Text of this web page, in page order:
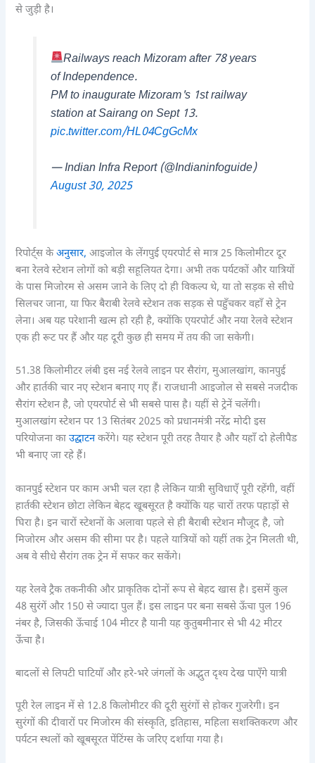
से जुड़ी है।
Railways reach Mizoram after 78 years
of Independence.
PM to inaugurate Mizoram's 1st railway
station at Sairang on Sept 13.
pic.twitter.com/HL04CgGcMx
— Indian Infra Report (@Indianinfoguide)
August 30, 2025
रिपोर्ट्स केअनुसार, आइजोल के लेंगपुई एयरपोर्ट से मात्र 25 किलोमीटर दूर
बना रेलवे स्टेशन लोगों को बड़ी सहूलियत देगा। अभी तक पर्यटकों और यात्रियों
के पास मिजोरम से असम जाने के लिए दो ही विकल्प थे, या तो सड़क से सीधे
सिलचर जाना, या फिर बैराबी रेलवे स्टेशन तक सड़क से पहुँचकर वहाँ से ट्रेन
लेना। अब यह परेशानी खत्म हो रही है, क्योंकि एयरपोर्ट और नया रेलवे स्टेशन
एक ही रूट पर हैं और यह दूरी कुछ ही समय में तय की जा सकेगी।
51.38 किलोमीटर लंबी इस नई रेलवे लाइन पर सैरांग, मुआलखांग, कानपुई
और हार्तकी चार नए स्टेशन बनाए गए हैं। राजधानी आइजोल से सबसे नजदीक
सैरांग स्टेशन है, जो एयरपोर्ट से भी सबसे पास है। यहीं से ट्रेनें चलेंगी।
मुआलखांग स्टेशन पर 13 सितंबर 2025 को प्रधानमंत्री नरेंद्र मोदी इस
परियोजना काउद्घाटनकरेंगे। यह स्टेशन पूरी तरह तैयार है और यहाँ दो हेलीपैड
भी बनाए जा रहे हैं।
कानपुई स्टेशन पर काम अभी चल रहा है लेकिन यात्री सुविधाएँ पूरी रहेंगी, वहीं
हार्तकी स्टेशन छोटा लेकिन बेहद खूबसूरत है क्योंकि यह चारों तरफ पहाड़ों से
घिरा है। इन चारों स्टेशनों के अलावा पहले से ही बैराबी स्टेशन मौजूद है, जो
मिजोरम और असम की सीमा पर है। पहले यात्रियों को यहीं तक ट्रेन मिलती थी,
अब वे सीधे सैरांग तक ट्रेन में सफर कर सकेंगे।
यह रेलवे ट्रैक तकनीकी और प्राकृतिक दोनों रूप से बेहद खास है। इसमें कुल
48 सुरंगें और 150 से ज्यादा पुल हैं। इस लाइन पर बना सबसे ऊँचा पुल 196
नंबर है, जिसकी ऊँचाई 104 मीटर है यानी यह कुतुबमीनार से भी 42 मीटर
ऊँचा है।
बादलों से लिपटी घाटियाँ और हरे-भरे जंगलों के अद्भुत दृश्य देख पाएँगे यात्री
पूरी रेल लाइन में से 12.8 किलोमीटर की दूरी सुरंगों से होकर गुजरेगी। इन
सुरंगों की दीवारों पर मिजोरम की संस्कृति, इतिहास, महिला सशक्तिकरण और
पर्यटन स्थलों को खूबसूरत पेंटिंग्स के जरिए दर्शाया गया है।